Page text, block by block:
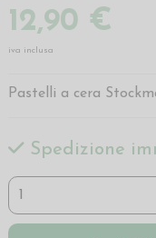
12,90 €
iva inclusa
Pastelli a cera
Spedizione